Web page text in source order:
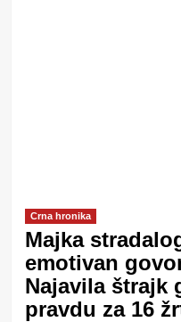
Crna hronika
Majka
emotivan
Najavila štrajk
pravdu za 16